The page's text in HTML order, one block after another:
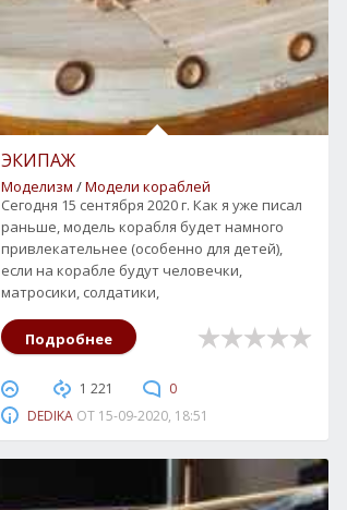
ЭКИПАЖ
Моделизм /Модели кораблей
Сегодня 15 сентября 2020 г. Как я уже писал
раньше, модель корабля будет намного
привлекательнее (особенно для детей),
если на корабле будут человечки,
матросики, солдатики,
Подробнее
1 221
0
DEDIKA ОТ 15-09-2020, 18:51